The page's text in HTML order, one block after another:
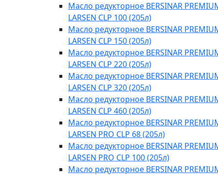
Масло редукторное BERSINAR
LARSEN CLP 100 (205л)
Масло редукторное BERSINAR
LARSEN CLP 150 (205л)
Масло редукторное BERSINAR
LARSEN CLP 220 (205л)
Масло редукторное BERSINAR
LARSEN CLP 320 (205л)
Масло редукторное BERSINAR
LARSEN CLP 460 (205л)
Масло редукторное BERSINAR
LARSEN PRO CLP 68 (205л)
Масло редукторное BERSINAR
LARSEN PRO CLP 100 (205л)
Масло редукторное BERSINAR